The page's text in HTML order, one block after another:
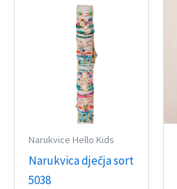
Narukvice Hello Kids
Narukvica dječja sort
5038